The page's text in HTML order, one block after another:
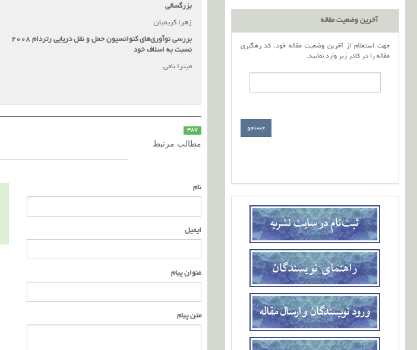
آخرین وضعیت مقاله
جهت استعلام از آخرین وضعیت مقاله خود، کد رهگیری
مقاله را در کادر زیر وارد نمایید.
بزرگسالی
زهرا کریمیان
بررسی نوآوری
های کنوانسیون حمل و نقل دریایی رتردام 2008
نسبت به اسلاف خود
میترا نامی
387
مطالب مرتبط
نام
ایمیل
عنوان پیام
متن پیام